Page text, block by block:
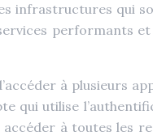
infrastructures qui
performants
à plusieurs
qui utilise
à toutes les